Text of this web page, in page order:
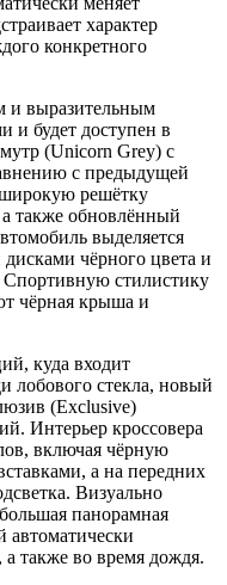
характер
конкретного
и выразительным
и будет доступен в
(Unicorn Grey) с
с предыдущей
решётку
также обновлённый
выделяется
чёрного цвета и
стилистику
чёрная крыша и
куда входит
лобового стекла, новый
(Exclusive)
Интерьер кроссовера
включая чёрную
а на передних
Визуально
панорамная
а также во время дождя.